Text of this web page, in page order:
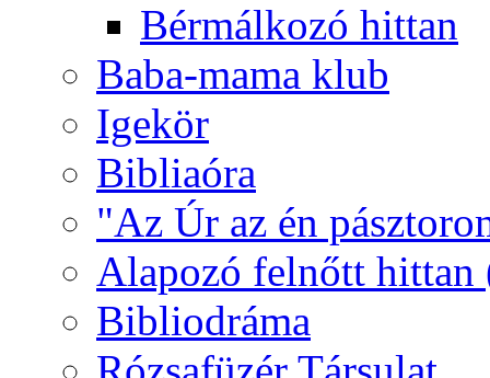
Bérmálkozó hittan
Baba-mama klub
Igekör
Bibliaóra
"Az Úr az én
Alapozó felnőtt hittan
Bibliodráma